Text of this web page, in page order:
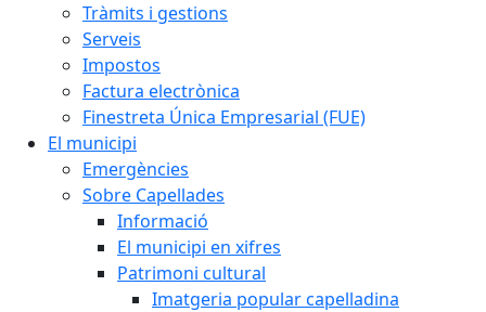
Tràmits i gestions
Serveis
Impostos
Factura electrònica
Finestreta Única Empresarial (FUE)
El municipi
Emergències
Sobre Capellades
Informació
El municipi en xifres
Patrimoni cultural
Imatgeria popular capelladina